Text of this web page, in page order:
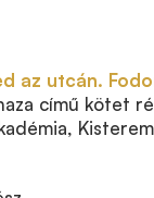
az utcán.
című kötet
Kisterem